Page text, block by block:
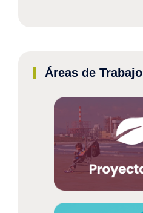
Áreas de Trabajo